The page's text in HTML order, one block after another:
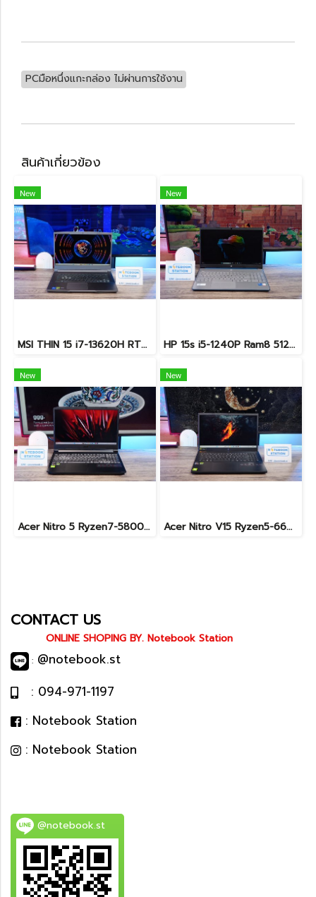
PCมือหนึ่งแกะกล่อง ไม่ผ่านการใช้งาน
สินค้าเกี่ยวข้อง
New
MSI THIN 15 i7-13620H RTX-3050(4GB) Ram24 SSD512GB จอ15.6 FHD 144Hz เกมมิ่งสเปคสูง ดีไซน์สวยดูทันสมัย น้ำหนักเบาไม่ถึง2kg พร้อมประกันศูนย์2027 ราคาสุดคุ้มเพียง 23,900.-
New
HP 15s i5-1240P Ram8 512GB M.2 จอ15.6นิ้ว FHD IPS สเปคดี ทำงานเก่ง จอใหญ่ มีแป้นตัวเลขแยก ดีไซน์เรียบหรูบางเบา พร้อมใช้งานเพียง 11,990.-เท่านั้น
New
Acer Nitro 5 Ryzen7-5800H RTX-3060(6GB) Ram16 SSD512 จอ15.6 FHD 144Hz เกมมิ่งสเปคสูง เครื่องพร้อมใช้งาน ราคาสุดคุ้มเพียง 19,900.-
New
Acer Nitro V15 Ryzen5-6600H RTX2050(4GB) RAM16 512GB SSD จอ15.6นิ้ว FHD 165Hz sRGB100% เกมมิ่งรุ่นใหม่ ดีไซน์เครื่องบาง สวยเท่ดูทันสมัย มีประกันศูนย์2028 ราคาสุดคุ้มเพียง 17,990.-
CONTACT US
ONLINE SHOPING BY. Notebook Station
: @notebook.st
: 094-971-1197
: Notebook Station
: Notebook Station
@notebook.st